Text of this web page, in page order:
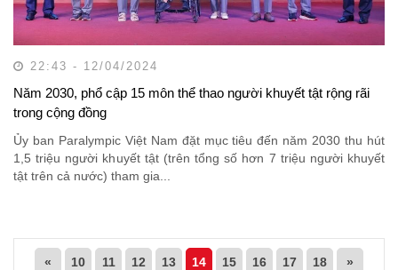
22:43 - 12/04/2024
Năm 2030, phổ cập 15 môn thể thao người khuyết tật rộng rãi
trong cộng đồng
Ủy ban Paralympic Việt Nam đặt mục tiêu đến năm 2030 thu hút
1,5 triệu người khuyết tật (trên tổng số hơn 7 triệu người khuyết
tật trên cả nước) tham gia...
« 10 11 12 13 14 15 16 17 18 »